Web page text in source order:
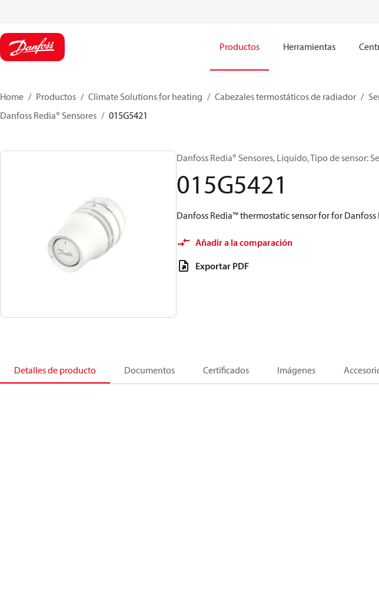
Productos Herramientas
Home Productos Climate Solutions for heating Cabezales termostáticos de radiador
Danfoss Redia® Sensores
015G5421
Danfoss Redia® Sensores, Líquido, Tipo de sensor:
015G5421
Danfoss Redia™ thermostatic sensor for for
Añadir a la comparación
Exportar PDF
Detalles de producto Documentos Certificados Imágenes